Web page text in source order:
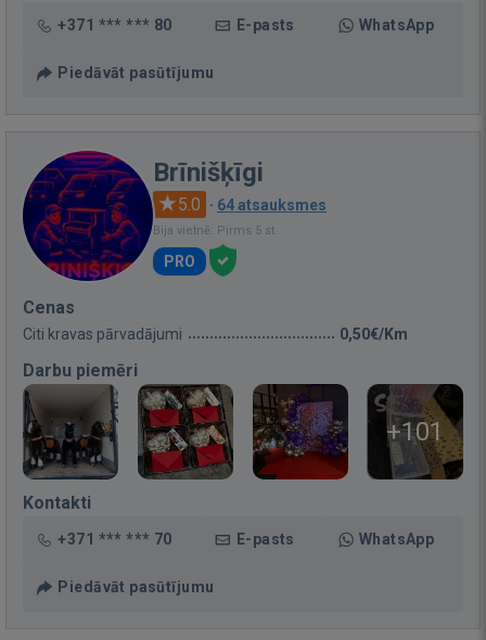
+371 *** *** 80 E-pasts WhatsApp
Piedāvāt pasūtījumu
Brīnišķīgi
5.0 · 64 atsauksmes
Bija vietnē: Pirms 5 st.
PRO
Cenas
Citi kravas pārvadājumi 0,50€/Km
Darbu piemēri
+101
Kontakti
+371 *** *** 70 E-pasts WhatsApp
Piedāvāt pasūtījumu